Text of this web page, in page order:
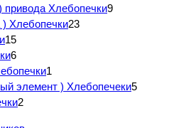
привода Хлебопечки9
Хлебопечки23
15
6
1
элемент ) Хлебопечеки5
2